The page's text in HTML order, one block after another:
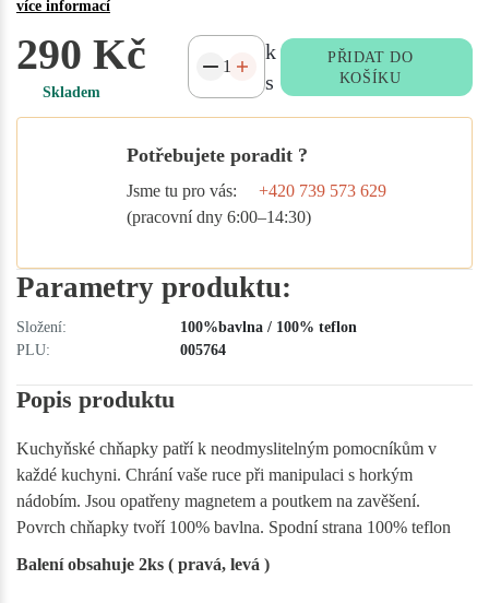
více informací
290 Kč
Skladem
k
s
PŘIDAT DO
KOŠÍKU
Potřebujete poradit ?
Jsme tu pro vás:
+420 739 573 629
(pracovní dny 6:00–14:30)
Parametry produktu:
Složení:
100%bavlna / 100% teflon
PLU:
005764
Popis produktu
Kuchyňské chňapky patří k neodmyslitelným pomocníkům v
každé kuchyni. Chrání vaše ruce při manipulaci s horkým
nádobím. Jsou opatřeny magnetem a poutkem na zavěšení.
Povrch chňapky tvoří 100% bavlna. Spodní strana 100% teflon
Balení obsahuje 2ks ( pravá, levá )